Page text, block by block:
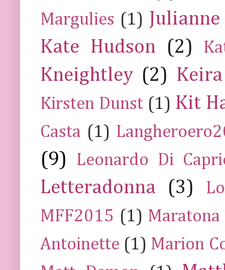
Margulies (1)
Kate Hudson
(2)
Kneightley (2)
Kirsten Dunst (1) Kit
Casta (1)
(9) Leonardo Di
Letteradonna (3)
MFF2015 (1) Maratona
Antoinette (1) Marion